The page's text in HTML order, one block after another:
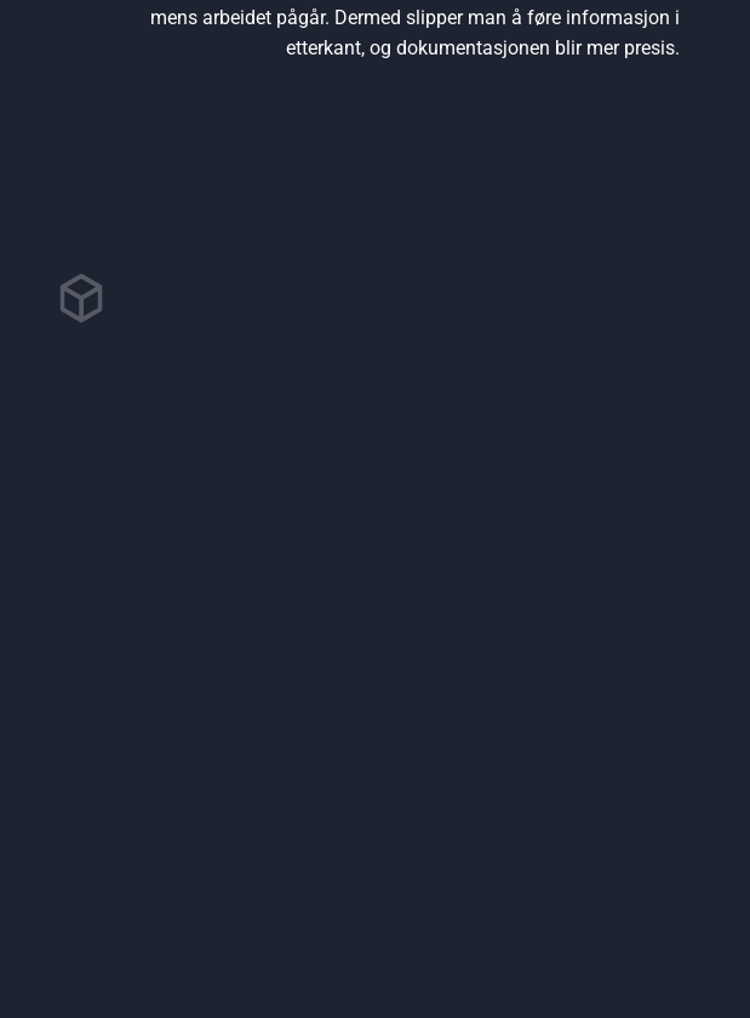
mens arbeidet pågår. Dermed slipper man å føre informasjon i
etterkant, og dokumentasjonen blir mer presis.